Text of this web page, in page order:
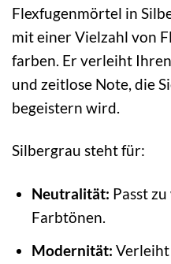
Flexfugenmörtel in
mit einer Vielzahl von
farben. Er verleiht
und zeitlose Note, die
begeistern wird.
Silbergrau steht für:
Neutralität: Passt
Farbtönen.
Modernität: Verleiht